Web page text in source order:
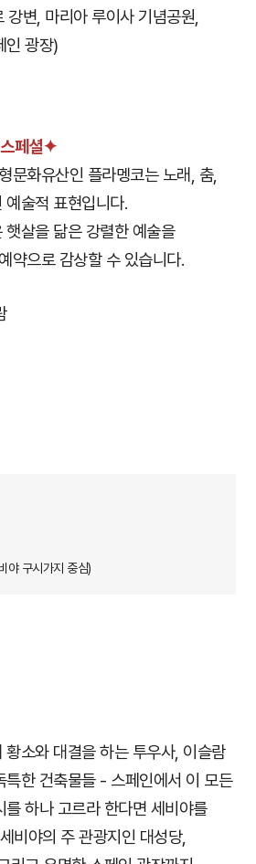
강변, 마리아 루이사 기념공원,
인 광장)
페셜✦
문화유산인 플라멩코는 노래, 춤,
술적 표현입니다.
햇살을 닮은 강렬한 예술을
약으로 감상할 수 있습니다.
야 구시가지 중심)
황소와 대결을 하는 투우사, 이슬람
특한 건축물들 - 스페인에서 이 모든
를 하나 고르라 한다면 세비야를
비야의 주 관광지인 대성당,